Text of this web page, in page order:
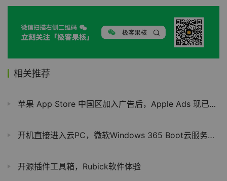
相关推荐
苹果 App Store 中国区加入广告后，Apple Ads 现已支持自定产品页
开机直接进入云PC，微软Windows 365 Boot云服务开测
开源插件工具箱，Rubick软件体验